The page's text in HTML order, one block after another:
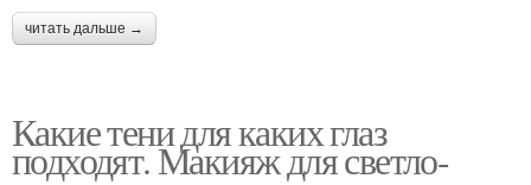
читать дальше →
Какие тени для каких глаз
подходят. Макияж для светло-